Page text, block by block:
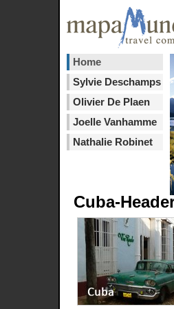
Home
Sylvie Deschamps
Olivier De Plaen
Joelle Vanhamme
Nathalie Robinet
Cuba-